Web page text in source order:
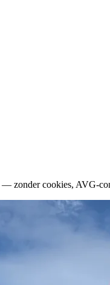
— zonder cookies, AVG-